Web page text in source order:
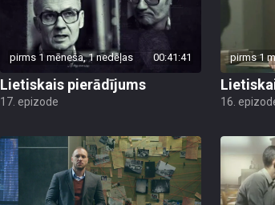
pirms 1 mēneša, 1 nedēļas 00:41:41
Lietiskais pierādījums
17. epizode
pirms 1
16.